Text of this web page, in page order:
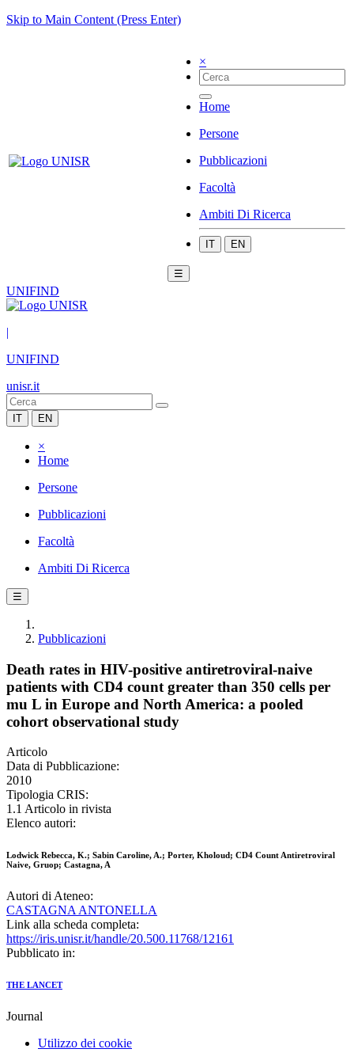
Skip to Main Content (Press Enter)
×
Home
Persone
Pubblicazioni
Facoltà
Ambiti Di Ricerca
IT EN
☰
UNIFIND
|
UNIFIND
unisr.it
IT EN
×
Home
Persone
Pubblicazioni
Facoltà
Ambiti Di Ricerca
☰
Pubblicazioni
Death rates in HIV-positive antiretroviral-naive
patients with CD4 count greater than 350 cells per
mu L in Europe and North America: a pooled
cohort observational study
Articolo
Data di Pubblicazione:
2010
Tipologia CRIS:
1.1 Articolo in rivista
Elenco autori:
Lodwick Rebecca, K.; Sabin Caroline, A.; Porter, Kholoud; CD4 Count Antiretroviral
Naive, Gruop; Castagna, A
Autori di Ateneo:
CASTAGNA ANTONELLA
Link alla scheda completa:
https://iris.unisr.it/handle/20.500.11768/12161
Pubblicato in:
THE LANCET
Journal
Utilizzo dei cookie